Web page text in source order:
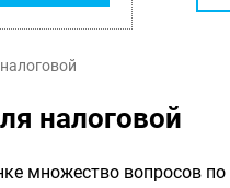
налоговой
множество вопросов